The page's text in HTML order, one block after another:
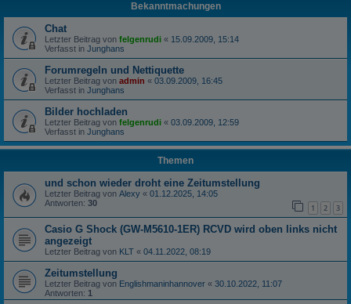
Bekanntmachungen
Chat
Letzter Beitrag von felgenrudi « 15.09.2009, 15:14
Verfasst in Junghans
Forumregeln und Nettiquette
Letzter Beitrag von admin « 03.09.2009, 16:45
Verfasst in Junghans
Bilder hochladen
Letzter Beitrag von felgenrudi « 03.09.2009, 12:59
Verfasst in Junghans
Themen
und schon wieder droht eine Zeitumstellung
Letzter Beitrag von Alexy « 01.12.2025, 14:05
Antworten: 30 1 2 3
Casio G Shock (GW-M5610-1ER) RCVD wird oben links nicht
angezeigt
Letzter Beitrag von KLT « 04.11.2022, 08:19
Zeitumstellung
Letzter Beitrag von Englishmaninhannover « 30.10.2022, 11:07
Antworten: 1